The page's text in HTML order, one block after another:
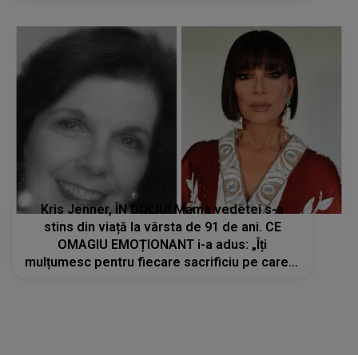
Kris Jenner, ÎN DOLIU! Mama vedetei s-a
stins din viață la vârsta de 91 de ani. CE
OMAGIU EMOȚIONANT i-a adus: „Îți
mulțumesc pentru fiecare sacrificiu pe care l-